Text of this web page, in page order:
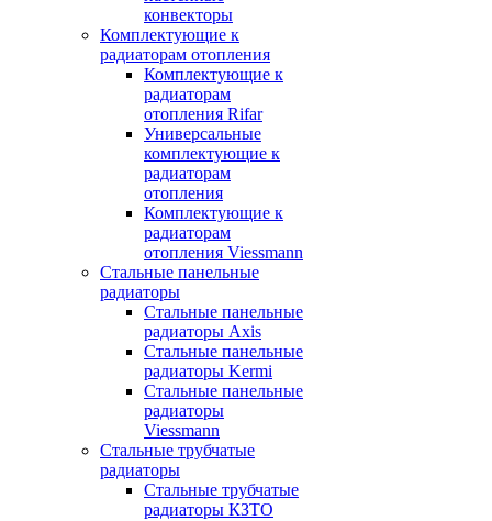
конвекторы
Комплектующие к
радиаторам отопления
Комплектующие к
радиаторам
отопления Rifar
Универсальные
комплектующие к
радиаторам
отопления
Комплектующие к
радиаторам
отопления Viessmann
Стальные панельные
радиаторы
Стальные панельные
радиаторы Axis
Стальные панельные
радиаторы Kermi
Стальные панельные
радиаторы
Viessmann
Стальные трубчатые
радиаторы
Стальные трубчатые
радиаторы КЗТО